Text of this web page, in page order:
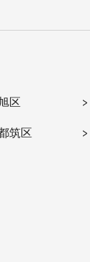
区
筑区